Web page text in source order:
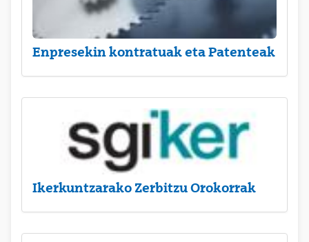
Enpresekin kontratuak eta Patenteak
Ikerkuntzarako Zerbitzu Orokorrak